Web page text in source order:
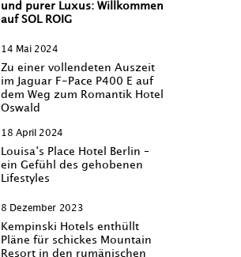
und purer Luxus: Willkommen
auf SOL ROIG
14 Mai 2024
Zu einer vollendeten Auszeit
im Jaguar F-Pace P400 E auf
dem Weg zum Romantik Hotel
Oswald
18 April 2024
Louisa‘s Place Hotel Berlin –
ein Gefühl des gehobenen
Lifestyles
8 Dezember 2023
Kempinski Hotels enthüllt
Pläne für schickes Mountain
Resort in den rumänischen